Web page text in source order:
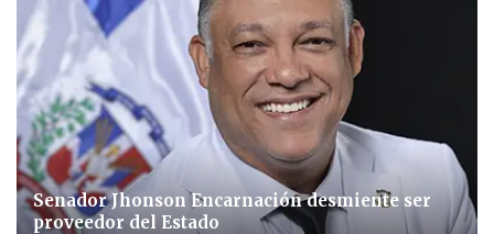
Senador Jhonson Encarnación desmiente ser
proveedor del Estado